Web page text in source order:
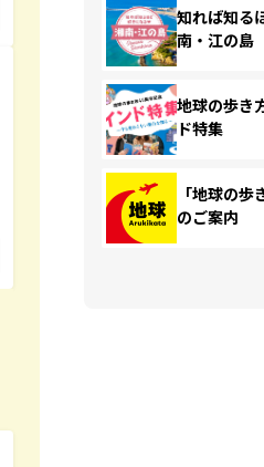
知れば知る
南・江の島
地球の歩き
ド特集
「地球の
のご案内